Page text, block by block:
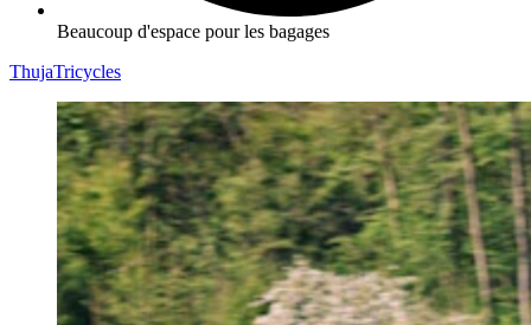
Beaucoup d'espace pour les bagages
ThujaTricycles